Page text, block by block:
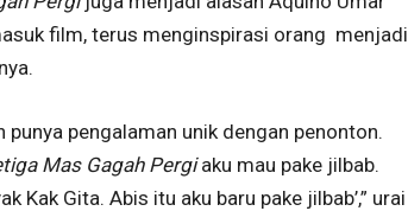
film, terus menginspirasi orang menjadi
pengalaman unik dengan penonton.
Mas Gagah Pergiaku mau pake jilbab.
Kak Gita. Abis itu aku baru pake jilbab’,” urai